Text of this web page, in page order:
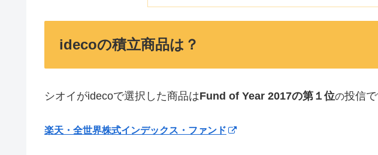
idecoの積立商品は？
シオイがidecoで選択した商品はFund of Year 2017の第１位の投信で
楽天・全世界株式インデックス・ファンド